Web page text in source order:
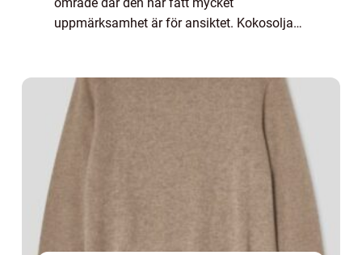
uppmärksamhet är för ansiktet. Kokosolja
artikel...